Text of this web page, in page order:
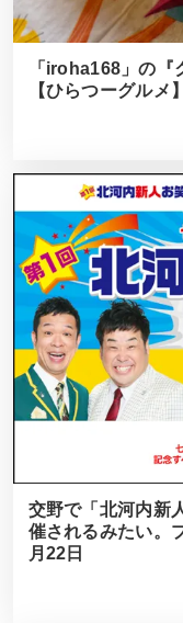
「iroha168」の『
【ひらつーグルメ】
交野で「北河内新
催されるみたい。
月22日